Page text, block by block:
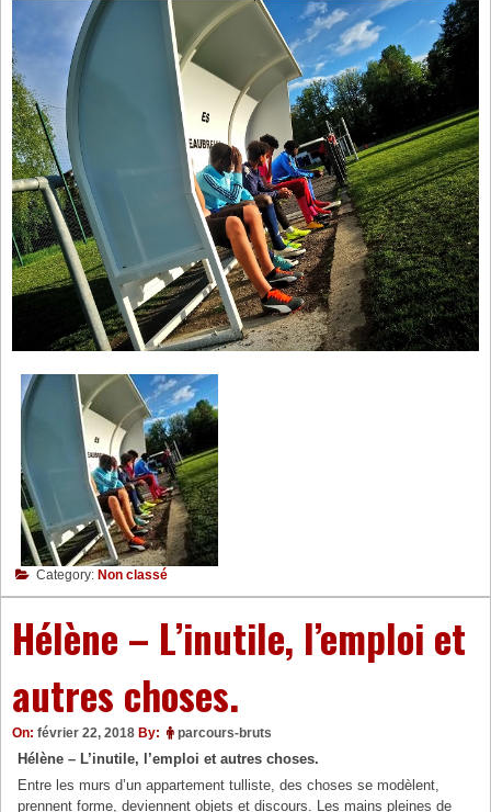
Category: Non classé
Hélène – L’inutile, l’emploi et
autres choses.
On: février 22, 2018 By: parcours-bruts
Hélène – L’inutile, l’emploi et autres choses.
Entre les murs d’un appartement tulliste, des choses se modèlent,
prennent forme, deviennent objets et discours. Les mains pleines de